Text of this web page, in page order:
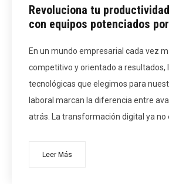
Revoluciona tu
con equipos potenciados
En un mundo empresarial cada vez
competitivo y orientado a resultados,
tecnológicas que elegimos para
laboral marcan la diferencia entre
atrás. La transformación digital ya no
Leer Más